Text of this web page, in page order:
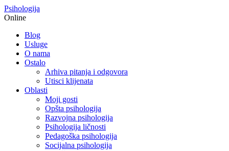
Psihologija
Online
Blog
Usluge
O nama
Ostalo
Arhiva pitanja i odgovora
Utisci klijenata
Oblasti
Moji gosti
Opšta psihologija
Razvojna psihologija
Psihologija ličnosti
Pedagoška psihologija
Socijalna psihologija